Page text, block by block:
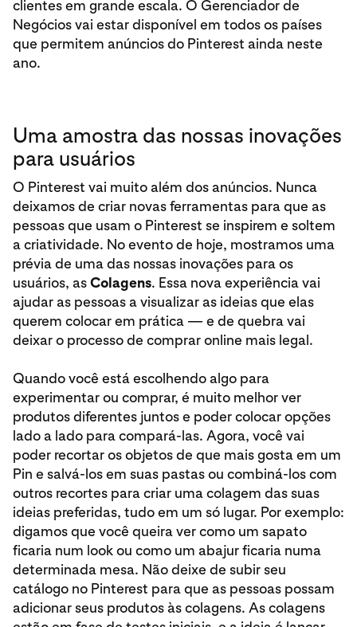
clientes em grande escala. O Gerenciador de
Negócios vai estar disponível em todos os países
que permitem anúncios do Pinterest ainda neste
ano.
Uma amostra das nossas inovações
para usuários
O Pinterest vai muito além dos anúncios. Nunca
deixamos de criar novas ferramentas para que as
pessoas que usam o Pinterest se inspirem e soltem
a criatividade. No evento de hoje, mostramos uma
prévia de uma das nossas inovações para os
usuários, asColagens. Essa nova experiência vai
ajudar as pessoas a visualizar as ideias que elas
querem colocar em prática — e de quebra vai
deixar o processo de comprar online mais legal.
Quando você está escolhendo algo para
experimentar ou comprar, é muito melhor ver
produtos diferentes juntos e poder colocar opções
lado a lado para compará-las. Agora, você vai
poder recortar os objetos de que mais gosta em um
Pin e salvá-los em suas pastas ou combiná-los com
outros recortes para criar uma colagem das suas
ideias preferidas, tudo em um só lugar. Por exemplo:
digamos que você queira ver como um sapato
ficaria num look ou como um abajur ficaria numa
determinada mesa. Não deixe de subir seu
catálogo no Pinterest para que as pessoas possam
adicionar seus produtos às colagens. As colagens